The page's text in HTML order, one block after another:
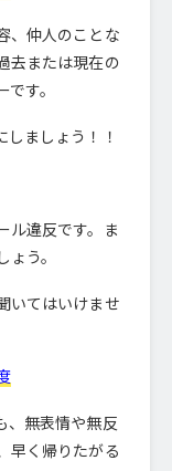
、仲人のことな
去または現在の
す。
ましょう！！
ル違反です。ま
う。
いてはいけませ
、無表情や無反
早く帰りたがる